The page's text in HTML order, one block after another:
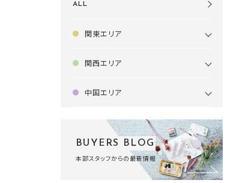
ALL
関東エリア
関西エリア
中国エリア
BUYERS BLOG
本部スタッフからの最新情報